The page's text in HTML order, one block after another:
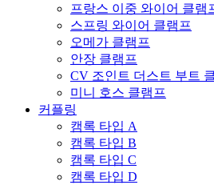
프랑스 이중 와이어 클램
스프링 와이어 클램프
오메가 클램프
안장 클램프
CV 조인트 더스트 부트
미니 호스 클램프
커플링
캠록 타입 A
캠록 타입 B
캠록 타입 C
캠록 타입 D